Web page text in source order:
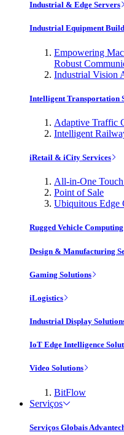
Industrial & Edge Servers
Industrial Equipment
Empowering
Robust
Industrial Vision
Intelligent Transportation
Adaptive Traffic
Intelligent
iRetail & iCity Services
All-in-One
Point of Sale
Ubiquitous Edge
Rugged Vehicle Computing
Design & Manufacturing
Gaming Solutions
iLogistics
Industrial Display
IoT Edge Intelligence
Video Solutions
BitFlow
Serviços
Serviços Globais